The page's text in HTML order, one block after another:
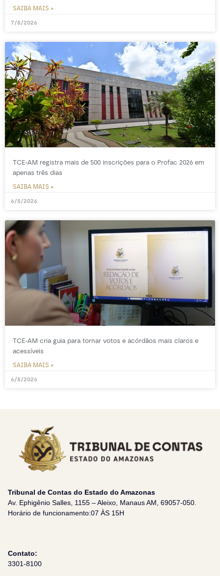
SAIBA MAIS »
7/8/2026
TCE-AM registra mais de 500 inscrições para o Profac 2026 em
apenas três dias
SAIBA MAIS »
6/8/2026
TCE-AM cria guia para tornar votos e acórdãos mais claros e
acessíveis
SAIBA MAIS »
6/8/2026
Tribunal de Contas do Estado do Amazonas
Av. Ephigênio Salles, 1155 – Aleixo, Manaus AM, 69057-050.
Horário de funcionamento:07 ÀS 15H
Contato:
3301-8100